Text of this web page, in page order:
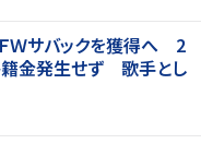
Ｗサバックを獲得へ 2
金発生せず 歌手とし